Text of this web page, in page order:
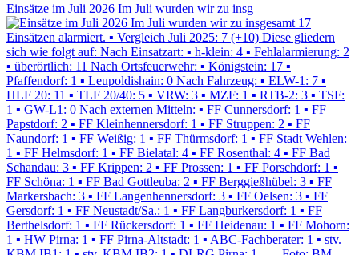
Einsätze im Juli 2026 Im Juli wurden wir zu insg